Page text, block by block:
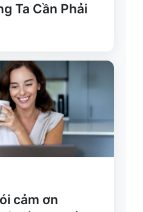
Ta Cần Phải
cảm ơn